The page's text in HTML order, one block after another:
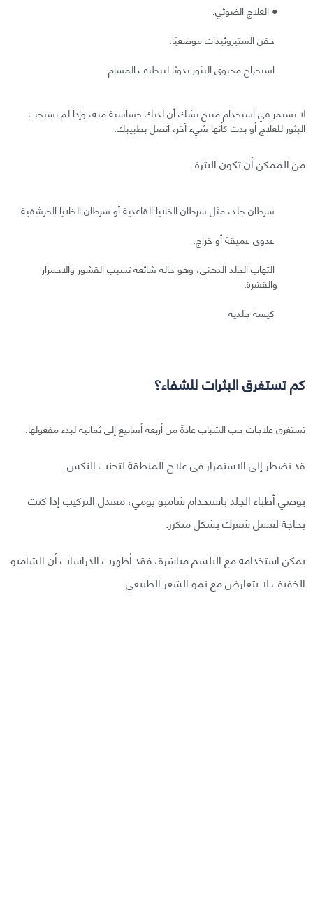
● العلاج الضوئي.
حقن الستيروئيدات موضعيًا.
استخراج محتوى البثور يدويًا لتنظيف المسام.
لا تستمر في استخدام منتج تشك أن لديك حساسية منه، وإذا لم تستجب
البثور للعلاج أو بدت كأنها شيء آخر، اتصل بطبيبك.
من الممكن أن تكون البثرة:
سرطان جلد، مثل سرطان الخلايا القاعدية أو سرطان الخلايا الحرشفية.
عدوى عميقة أو خراج.
التهاب الجلد الدهني، وهو حالة شائعة تسبب القشور والاحمرار
والقشرة.
كيسة جلدية
كم تستغرق البثرات للشفاء؟
تستغرق علاجات حب الشباب عادةً من أربعة أسابيع إلى ثمانية لبدء مفعولها.
قد تضطر إلى الاستمرار في علاج المنطقة لتجنب النكس.
يوصي أطباء الجلد باستخدام شامبو يومي، معتدل التركيب إذا كنت
بحاجة لغسل شعرك بشكل متكرر.
يمكن استخدامه مع البلسم مباشرة، فقد أظهرت الدراسات أن الشامبو
الخفيف لا يتعارض مع نمو الشعر الطبيعي.